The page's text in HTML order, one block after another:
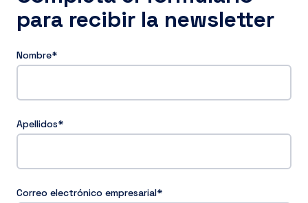
para recibir la newsletter
Nombre*
Apellidos*
Correo electrónico empresarial*